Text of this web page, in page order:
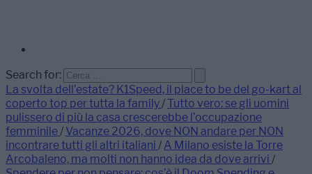
Search for:
La svolta dell’estate? K1Speed, il place to be del go-kart al
coperto top per tutta la family/ Tutto vero: se gli uomini
pulissero di più la casa crescerebbe l’occupazione
femminile/ Vacanze 2026, dove NON andare per NON
incontrare tutti gli altri italiani / A Milano esiste la Torre
Arcobaleno, ma molti non hanno idea da dove arrivi /